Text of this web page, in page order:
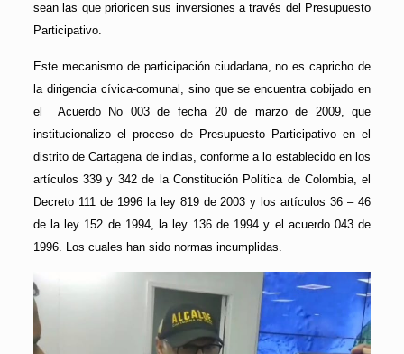
sean las que prioricen sus inversiones a través del Presupuesto
Participativo.
Este mecanismo de participación ciudadana, no es capricho de
la dirigencia cívica-comunal, sino que se encuentra cobijado en
el Acuerdo No 003 de fecha 20 de marzo de 2009, que
institucionalizo el proceso de Presupuesto Participativo en el
distrito de Cartagena de indias, conforme a lo establecido en los
artículos 339 y 342 de la Constitución Política de Colombia, el
Decreto 111 de 1996 la ley 819 de 2003 y los artículos 36 – 46
de la ley 152 de 1994, la ley 136 de 1994 y el acuerdo 043 de
1996. Los cuales han sido normas incumplidas.